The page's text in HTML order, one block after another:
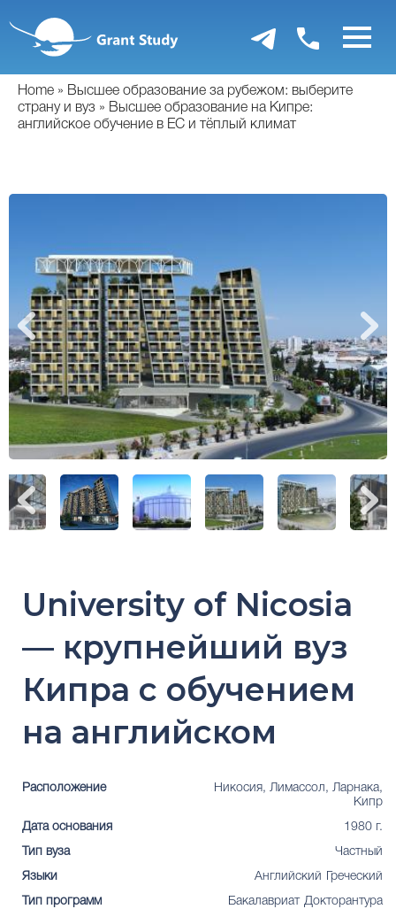
основному
содержанию
Home
Высшее образование за рубежом: выберите
страну и вуз
Высшее образование на Кипре:
английское обучение в ЕС и тёплый климат
University of Nicosia
— крупнейший вуз
Кипра с обучением
на английском
Расположение
Никосия, Лимассол, Ларнака,
Кипр
Дата основания 1980 г.
Тип вуза Частный
Языки Английский Греческий
Тип программ Бакалавриат Докторантура